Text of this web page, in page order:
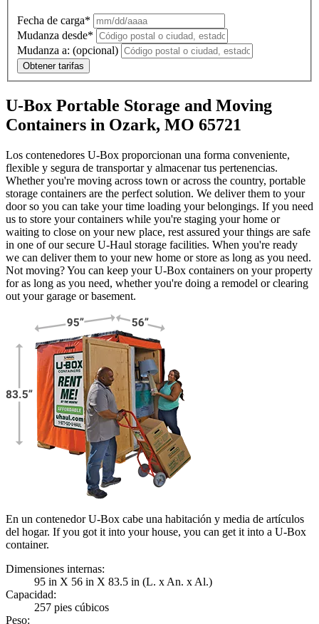
Fecha de carga*
Mudanza desde*
Mudanza a: (opcional)
Obtener tarifas
U-Box Portable Storage and Moving
Containers in Ozark, MO 65721
Los contenedores U-Box proporcionan una forma conveniente,
flexible y segura de transportar y almacenar tus pertenencias.
Whether you're moving across town or across the country, portable
storage containers are the perfect solution. We deliver them to your
door so you can take your time loading your belongings. If you need
us to store your containers while you're staging your home or
waiting to close on your new place, rest assured your things are safe
in one of our secure U-Haul storage facilities. When you're ready
we can deliver them to your new home or store as long as you need.
Not moving? You can keep yourU-Box containers on your property
for as long as you need, whether you're doing a remodel or clearing
out your garage or basement.
En un contenedor U-Box cabe una habitación y media de artículos
del hogar. If you got it into your house, you can get it into a U-Box
container.
Dimensiones internas:
95 in X 56 in X 83.5 in (L. x An. x Al.)
Capacidad:
257 pies cúbicos
Peso: